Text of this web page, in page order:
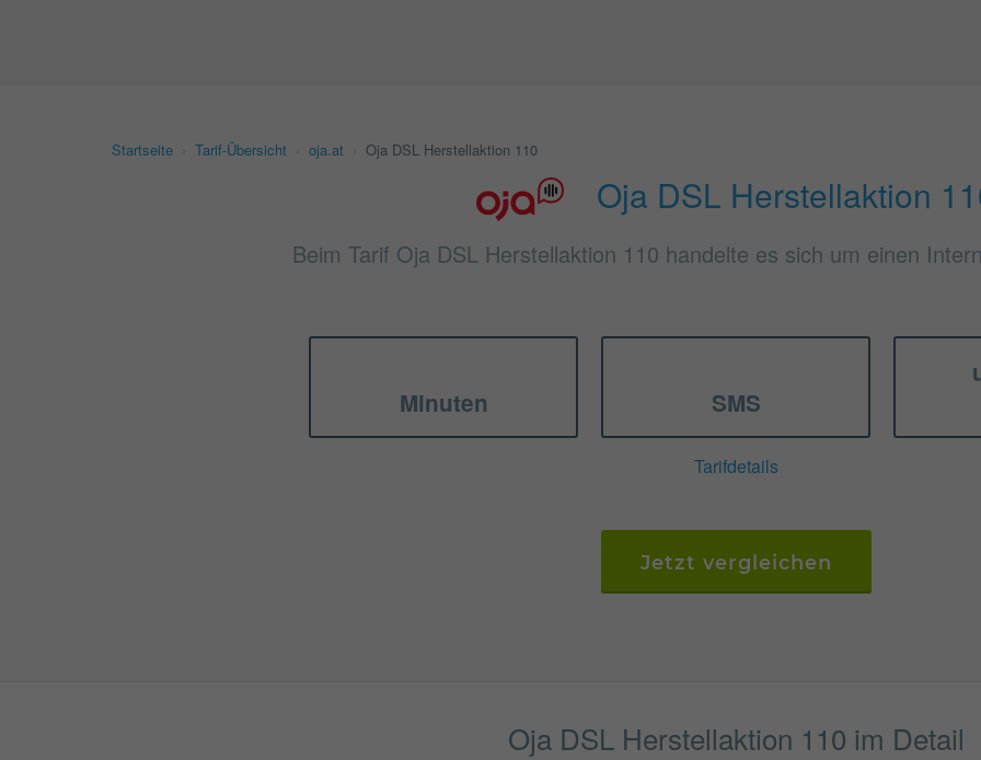
Startseite Tarif-Übersicht oja.at Oja DSL Herstellaktion 110
Oja DSL Herstellaktion
Beim Tarif Oja DSL Herstellaktion 110 handelte es sich um einen
Minuten SMS
Tarifdetails
Jetzt vergleichen
Oja DSL Herstellaktion 110 im Detail